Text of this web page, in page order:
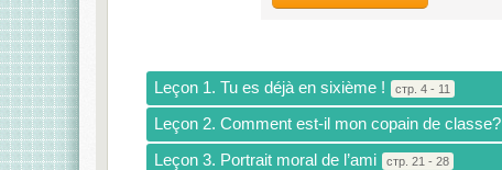
Leçon 1. Tu es déjà en sixième ! стр. 4 - 11
Leçon 2. Comment est-il mon copain de classe?
Leçon 3. Portrait moral de l’ami стр. 21 - 28